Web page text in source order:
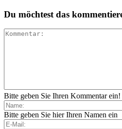
Du möchtest das
Bitte geben Sie Ihren Kommentar ein!
Bitte geben Sie hier Ihren Namen ein